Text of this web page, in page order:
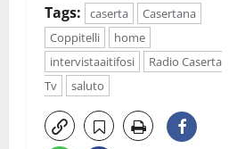
Tags: caserta
Casertana
Coppitelli
home
intervistaaitifosi
Radio Caserta
Tv
saluto